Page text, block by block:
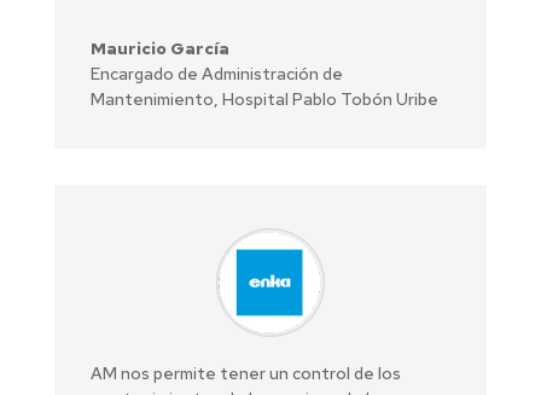
Mauricio García
Encargado de Administración de
Mantenimiento, Hospital Pablo Tobón Uribe
AM nos permite tener un control de los